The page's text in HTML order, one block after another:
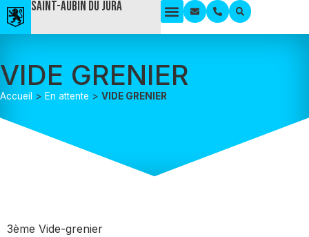
Saint-Aubin du Jura
VIDE GRENIER
Accueil > En attente > VIDE GRENIER
3ème Vide-grenier